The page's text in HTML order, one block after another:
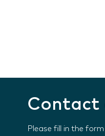
Contact
Please fill in the